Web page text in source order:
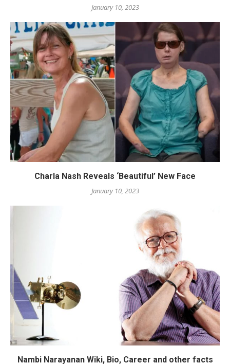
January 10, 2023
Charla Nash Reveals ‘Beautiful’ New Face
January 10, 2023
Nambi Narayanan Wiki, Bio, Career and other facts